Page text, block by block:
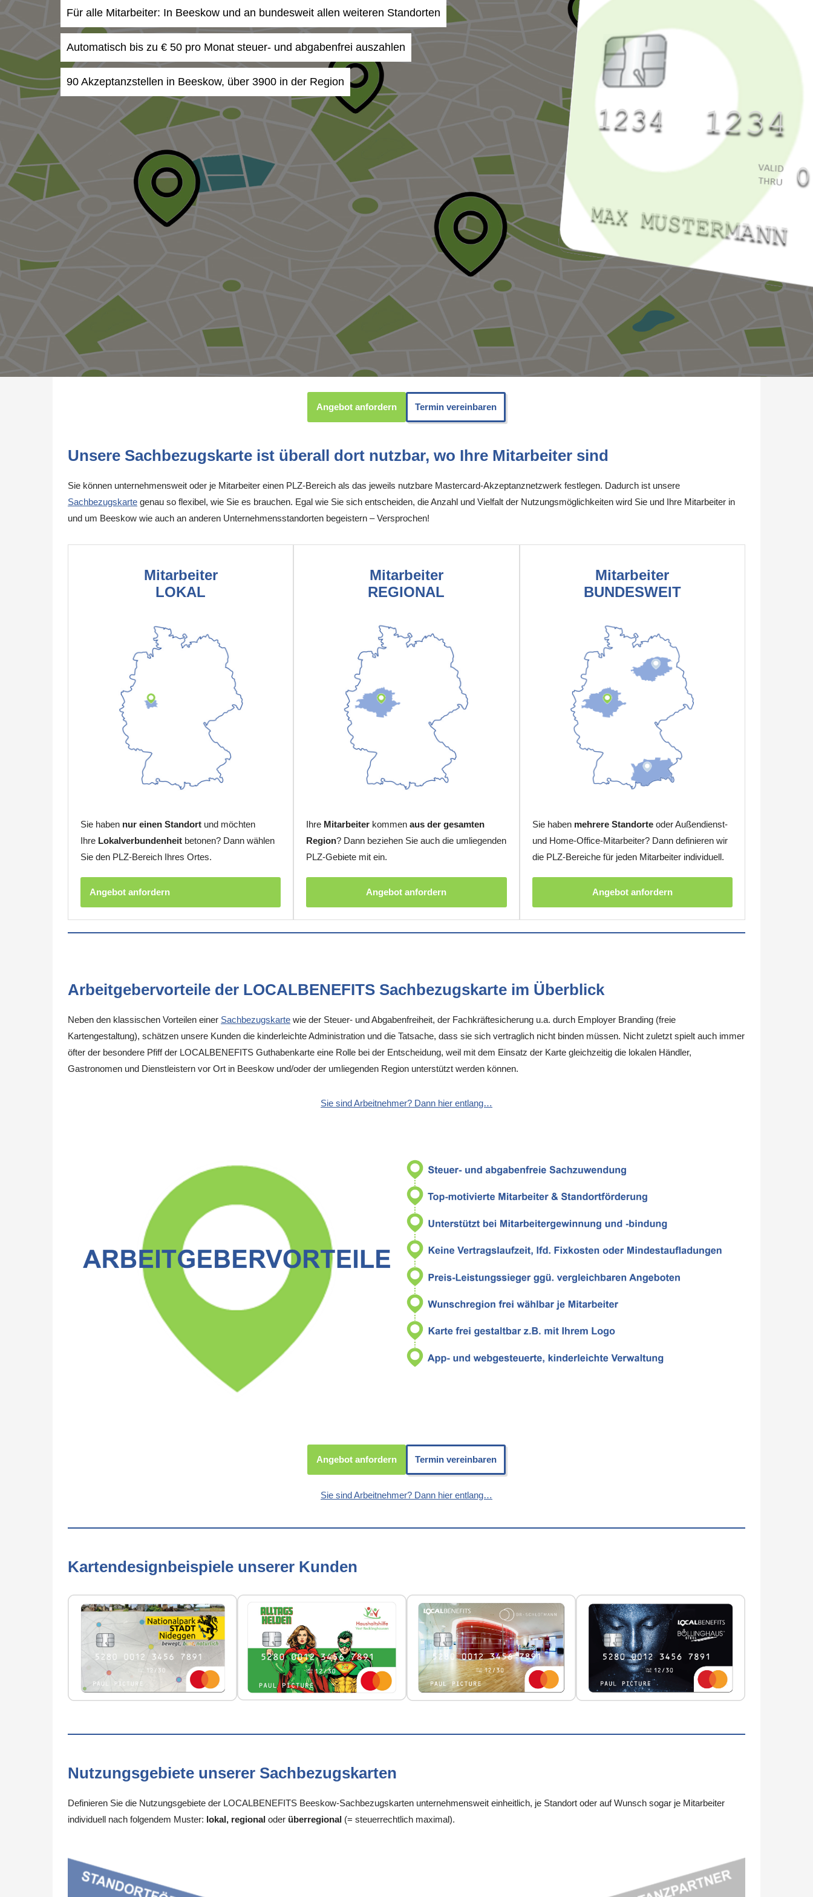
Für alle Mitarbeiter: In Beeskow und an bundesweit allen weiteren Standorten
Automatisch bis zu € 50 pro Monat steuer- und abgabenfrei auszahlen
90 Akzeptanzstellen in Beeskow, über 3900 in der Region
Angebot anfordern Termin vereinbaren
Unsere Sachbezugskarte ist überall dort nutzbar, wo Ihre Mitarbeiter sind
Sie können unternehmensweit oder je Mitarbeiter einen PLZ-Bereich als das jeweils nutzbare Mastercard-Akzeptanznetzwerk festlegen. Dadurch ist unsere
Sachbezugskarte genau so flexibel, wie Sie es brauchen. Egal wie Sie sich entscheiden, die Anzahl und Vielfalt der Nutzungsmöglichkeiten wird Sie und Ihre Mitarbeiter in
und um Beeskow wie auch an anderen Unternehmensstandorten begeistern – Versprochen!
Mitarbeiter
LOKAL
Sie haben nur einen Standort und möchten
Ihre Lokalverbundenheit betonen? Dann wählen
Sie den PLZ-Bereich Ihres Ortes.
Angebot anfordern
Mitarbeiter
REGIONAL
Ihre Mitarbeiter kommenaus der gesamten
Region? Dann beziehen Sie auch die umliegenden
PLZ-Gebiete mit ein.
Angebot anfordern
Mitarbeiter
BUNDESWEIT
Sie haben mehrere Standorteoder Außendienst-
und Home-Office-Mitarbeiter? Dann definieren wir
die PLZ-Bereiche für jeden Mitarbeiter individuell.
Angebot anfordern
Arbeitgebervorteile der LOCALBENEFITS Sachbezugskarte im Überblick
Neben den klassischen Vorteilen einer Sachbezugskarte wie der Steuer- und Abgabenfreiheit, der Fachkräftesicherung u.a. durch Employer Branding (freie
Kartengestaltung), schätzen unsere Kunden die kinderleichte Administration und die Tatsache, dass sie sich vertraglich nicht binden müssen. Nicht zuletzt spielt auch immer
öfter der besondere Pfiff der LOCALBENEFITS Guthabenkarte eine Rolle bei der Entscheidung, weil mit dem Einsatz der Karte gleichzeitig die lokalen Händler,
Gastronomen und Dienstleistern vor Ort in Beeskow und/oder der umliegenden Region unterstützt werden können.
Sie sind Arbeitnehmer? Dann hier entlang…
Angebot anfordern Termin vereinbaren
Sie sind Arbeitnehmer? Dann hier entlang…
Kartendesignbeispiele unserer Kunden
Nutzungsgebiete unserer Sachbezugskarten
Definieren Sie die Nutzungsgebiete der LOCALBENEFITS Beeskow-Sachbezugskarten unternehmensweit einheitlich, je Standort oder auf Wunsch sogar je Mitarbeiter
individuell nach folgendem Muster: lokal, regional oder überregional (= steuerrechtlich maximal).